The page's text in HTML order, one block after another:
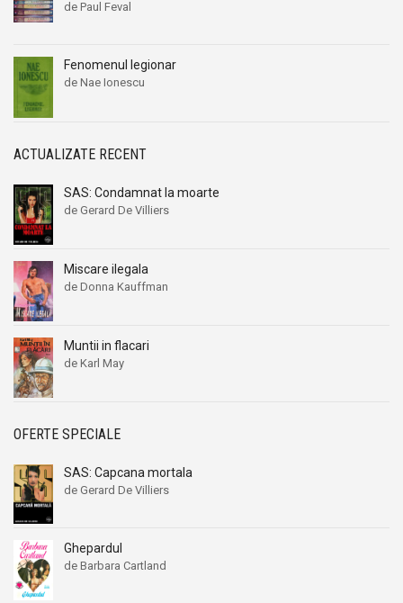
de Paul Feval
Fenomenul legionar
de Nae Ionescu
ACTUALIZATE RECENT
SAS: Condamnat la moarte
de Gerard De Villiers
Miscare ilegala
de Donna Kauffman
Muntii in flacari
de Karl May
OFERTE SPECIALE
SAS: Capcana mortala
de Gerard De Villiers
Ghepardul
de Barbara Cartland